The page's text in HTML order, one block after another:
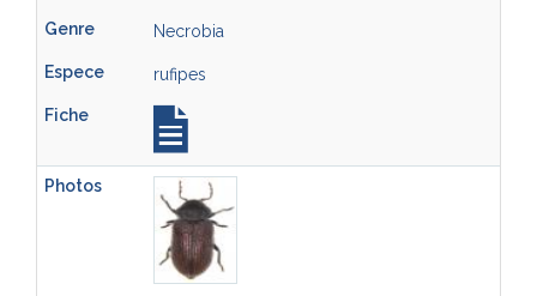
Necrobia
rufipes